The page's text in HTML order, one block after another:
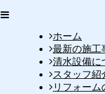
ホーム
最新の施工
清水設備に
スタッフ紹
リフォーム